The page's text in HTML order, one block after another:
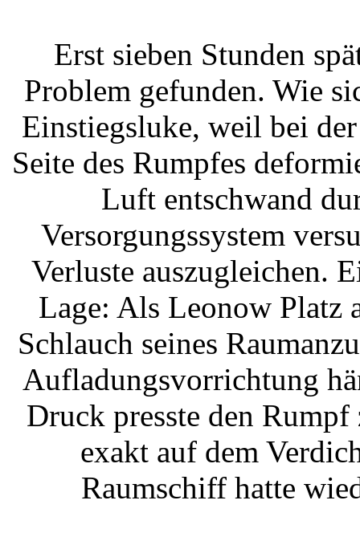
Erst sieben Stunden
Problem gefunden. Wie
Einstiegsluke, weil bei
Seite des Rumpfes
Luft entschwand
Versorgungssystem
Verluste auszugleichen.
Lage: Als Leonow Platz
Schlauch seines
Aufladungsvorrichtung
Druck presste den
exakt auf dem
Raumschiff hatte